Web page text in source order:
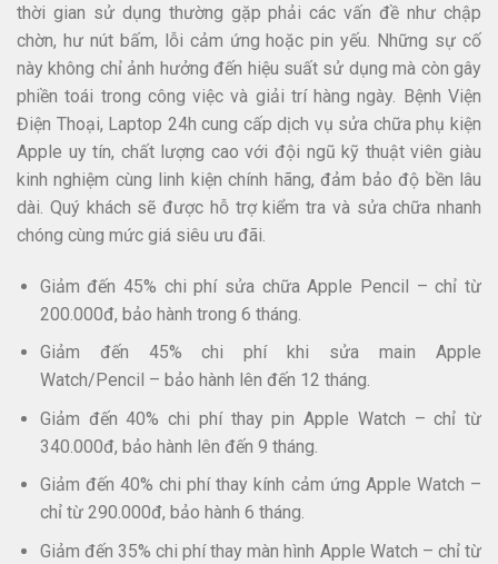
thời gian sử dụng thường gặp phải các vấn đề như chập
chờn, hư nút bấm, lỗi cảm ứng hoặc pin yếu. Những sự cố
này không chỉ ảnh hưởng đến hiệu suất sử dụng mà còn gây
phiền toái trong công việc và giải trí hàng ngày. Bệnh Viện
Điện Thoại, Laptop 24h cung cấp dịch vụ sửa chữa phụ kiện
Apple uy tín, chất lượng cao với đội ngũ kỹ thuật viên giàu
kinh nghiệm cùng linh kiện chính hãng, đảm bảo độ bền lâu
dài. Quý khách sẽ được hỗ trợ kiểm tra và sửa chữa nhanh
chóng cùng mức giá siêu ưu đãi.
Giảm đến 45% chi phí sửa chữa Apple Pencil – chỉ từ
200.000đ, bảo hành trong 6 tháng.​
Giảm đến 45% chi phí khi sửa main Apple
Watch/Pencil – bảo hành lên đến 12 tháng.
Giảm đến 40% chi phí thay pin Apple Watch – chỉ từ
340.000đ, bảo hành lên đến 9 tháng.​
Giảm đến 40% chi phí thay kính cảm ứng Apple Watch –
chỉ từ 290.000đ, bảo hành 6 tháng.
Giảm đến 35% chi phí thay màn hình Apple Watch – chỉ từ